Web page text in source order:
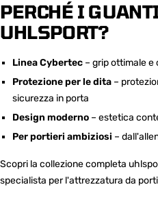
PERCHÉ I
UHLSPORT?
Linea Cybertec– grip ottimale e
Protezione per le dita–
sicurezza in porta
Design moderno– estetica
Per portieri ambiziosi –
Scopri la collezione completa
specialista per l'attrezzatura da